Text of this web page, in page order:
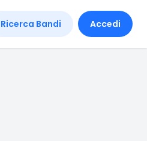
Ricerca Bandi Accedi